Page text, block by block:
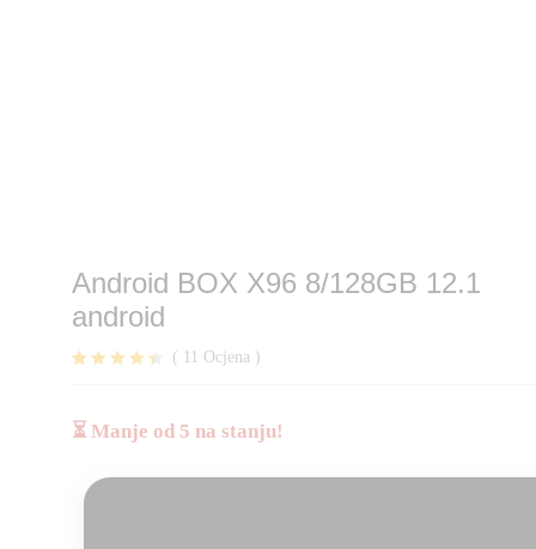
Android BOX X96 8/128GB 12.1
android
4.36od
ukupno 5
korisnika)
( 11 Ocjena )
⏳ Manje od 5 na stanju!